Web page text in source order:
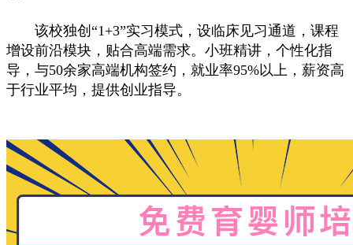
该校独创“1+3”实习模式，设临床见习通道，课程
增设前沿模块，贴合高端需求。小班精讲，个性化指
导，与50余家高端机构签约，就业率95%以上，薪资高
于行业平均，提供创业指导。